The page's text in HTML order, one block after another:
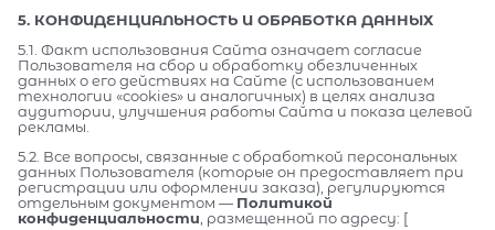
5. КОНФИДЕНЦИАЛЬНОСТЬ И ОБРАБОТКА ДАННЫХ
5.1. Факт использования Сайта означает согласие
Пользователя на сбор и обработку обезличенных
данных о его действиях на Сайте (с использованием
технологии «cookies» и аналогичных) в целях анализа
аудитории, улучшения работы Сайта и показа целевой
рекламы.
5.2. Все вопросы, связанные с обработкой персональных
данных Пользователя (которые он предоставляет при
регистрации или оформлении заказа), регулируются
отдельным документом — Политикой
конфиденциальности , размещенной по адресу: [